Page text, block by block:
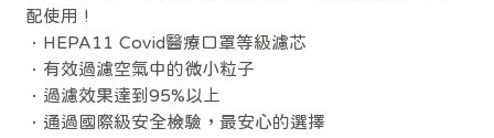
配使用 !
．HEPA11 Covid醫療口罩等級濾芯
．有效過濾空氣中的微小粒子
．過濾效果達到95%以上
．通過國際級安全檢驗，最安心的選擇